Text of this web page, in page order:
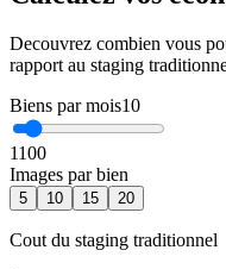
Decouvrez combien vous
rapport au staging
Biens par mois10
1100
Images par bien
5 10 15 20
Cout du staging traditionnel